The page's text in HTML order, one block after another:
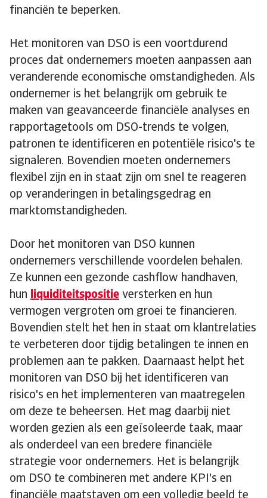
financiën te beperken.
Het monitoren van DSO is een voortdurend
proces dat ondernemers moeten aanpassen aan
veranderende economische omstandigheden. Als
ondernemer is het belangrijk om gebruik te
maken van geavanceerde financiële analyses en
rapportagetools om DSO-trends te volgen,
patronen te identificeren en potentiële risico's te
signaleren. Bovendien moeten ondernemers
flexibel zijn en in staat zijn om snel te reageren
op veranderingen in betalingsgedrag en
marktomstandigheden.
Door het monitoren van DSO kunnen
ondernemers verschillende voordelen behalen.
Ze kunnen een gezonde cashflow handhaven,
hun liquiditeitspositie versterken en hun
vermogen vergroten om groei te financieren.
Bovendien stelt het hen in staat om klantrelaties
te verbeteren door tijdig betalingen te innen en
problemen aan te pakken. Daarnaast helpt het
monitoren van DSO bij het identificeren van
risico's en het implementeren van maatregelen
om deze te beheersen. Het mag daarbij niet
worden gezien als een geïsoleerde taak, maar
als onderdeel van een bredere financiële
strategie voor ondernemers. Het is belangrijk
om DSO te combineren met andere KPI's en
financiële maatstaven om een volledig beeld te